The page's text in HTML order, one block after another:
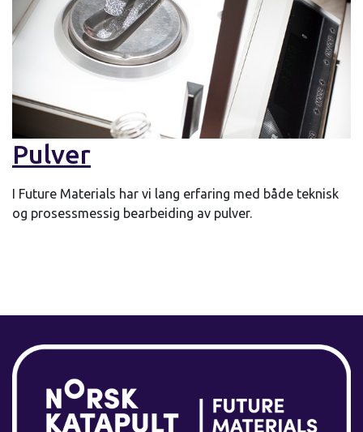
Pulver
I Future Materials har vi lang erfaring med både teknisk
og prosessmessig bearbeiding av pulver.